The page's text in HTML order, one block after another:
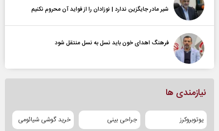
شیر مادر جایگزین ندارد | نوزادان را از فواید آن محروم نکنیم
فرهنگ اهدای خون باید نسل به نسل منتقل شود
نیازمندی ها
یوتوبروکرز جراحی بینی خرید گوشی شیائومی